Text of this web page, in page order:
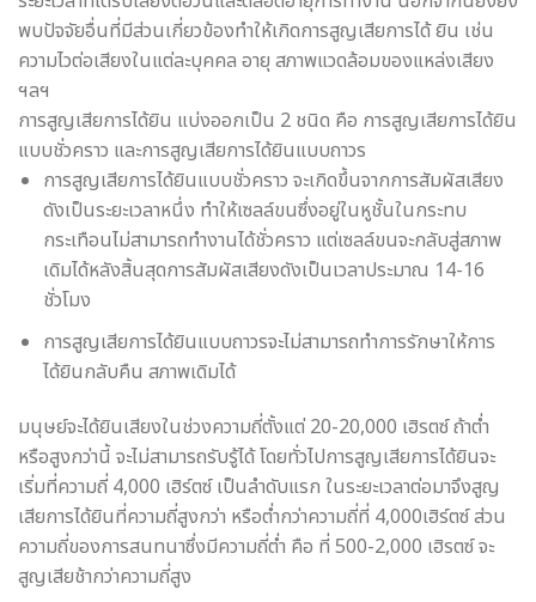
พบปัจจัยอื่นที่มีส่วนเกี่ยวข้องทำให้เกิดการสูญเสียการได้ ยิน เช่น
ความไวต่อเสียงในแต่ละบุคคล อายุ สภาพแวดล้อมของแหล่งเสียง
ฯลฯ
การสูญเสียการได้ยิน แบ่งออกเป็น 2 ชนิด คือ การสูญเสียการได้ยิน
แบบชั่วคราว และการสูญเสียการได้ยินแบบถาวร
การสูญเสียการได้ยินแบบชั่วคราว จะเกิดขึ้นจากการสัมผัสเสียง
ดังเป็นระยะเวลาหนึ่ง ทำให้เซลล์ขนซึ่งอยู่ในหูชั้นในกระทบ
กระเทือนไม่สามารถทำงานได้ชั่วคราว แต่เซลล์ขนจะกลับสู่สภาพ
เดิมได้หลังสิ้นสุดการสัมผัสเสียงดังเป็นเวลาประมาณ 14-16
ชั่วโมง
การสูญเสียการได้ยินแบบถาวรจะไม่สามารถทำการรักษาให้การ
ได้ยินกลับคืน สภาพเดิมได้
มนุษย์จะได้ยินเสียงในช่วงความถี่ตั้งแต่ 20-20,000 เฮิรตซ์ ถ้าต่ำ
หรือสูงกว่านี้ จะไม่สามารถรับรู้ได้ โดยทั่วไปการสูญเสียการได้ยินจะ
เริ่มที่ความถี่ 4,000 เฮิร์ตซ์ เป็นลำดับแรก ในระยะเวลาต่อมาจึงสูญ
เสียการได้ยินที่ความถี่สูงกว่า หรือต่ำกว่าความถี่ที่ 4,000เฮิร์ตซ์ ส่วน
ความถี่ของการสนทนาซึ่งมีความถี่ต่ำ คือ ที่ 500-2,000 เฮิรตซ์ จะ
สูญเสียช้ากว่าความถี่สูง